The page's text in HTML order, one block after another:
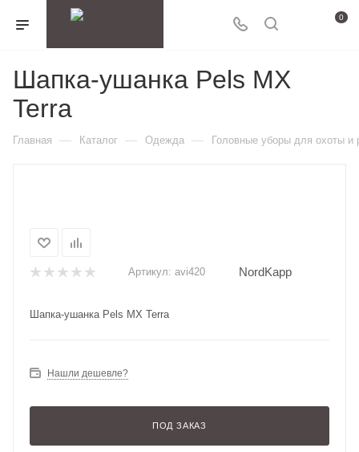
0
Шапка-ушанка Pels MX
Terra
Главная — Каталог — Одежда — Головные уборы для охоты и
Артикул: avi420 NordKapp
Шапка-ушанка Pels MX Terra
Нашли дешевле?
ПОД ЗАКАЗ